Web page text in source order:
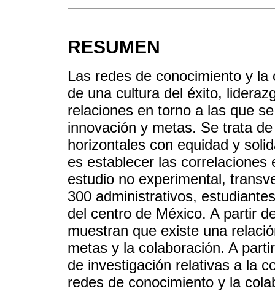
RESUMEN
Las redes de conocimiento y
de una cultura del éxito,
relaciones en torno a las que
innovación y metas. Se trata
horizontales con equidad y
es establecer las
estudio no experimental,
300 administrativos,
del centro de México. A partir
muestran que existe una
metas y la colaboración. A
de investigación relativas a la
redes de conocimiento y la